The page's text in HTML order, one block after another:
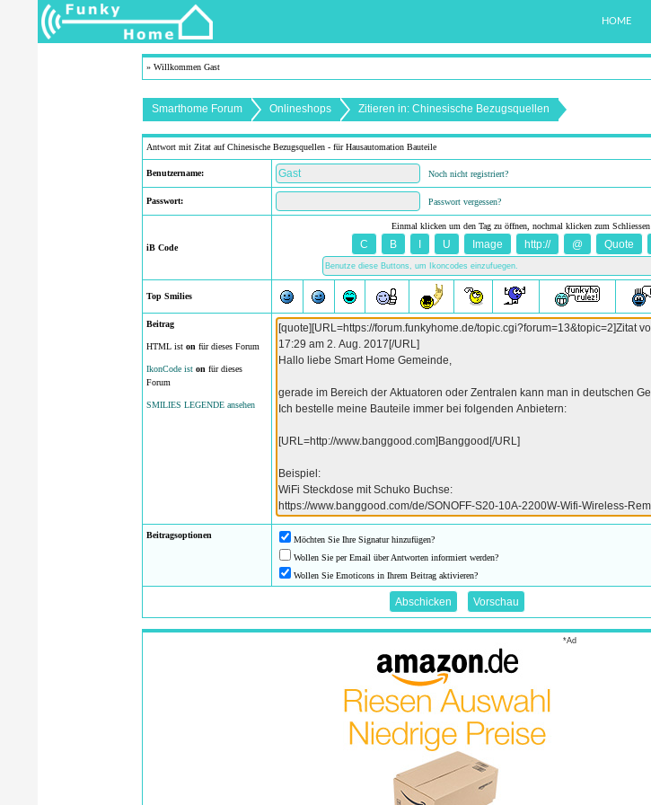
HOME
» Willkommen Gast
Smarthome Forum Onlineshops Zitieren in: Chinesische Bezugsquellen
Antwort mit Zitat auf Chinesische Bezugsquellen - für Hausautomation Bauteile
Benutzername: Noch nicht registriert?
Passwort: Passwort vergessen?
iB Code
Einmal klicken um den Tag zu öffnen, nochmal klicken zum Schliessen
Top Smilies
Beitrag
HTML iston für dieses Forum
IkonCode ist on für dieses
Forum
SMILIES LEGENDE ansehen
Beitragsoptionen
Möchten Sie Ihre Signatur hinzufügen?
Wollen Sie per Email über Antworten informiert werden?
Wollen Sie Emoticons in Ihrem Beitrag aktivieren?
*Ad